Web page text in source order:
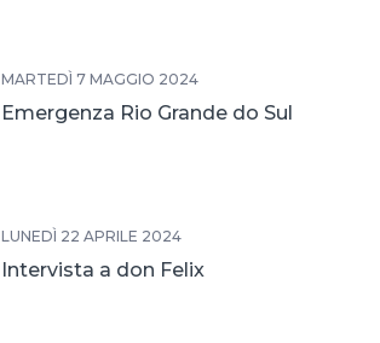
MARTEDÌ 7 MAGGIO 2024
Emergenza Rio Grande do Sul
LUNEDÌ 22 APRILE 2024
Intervista a don Felix